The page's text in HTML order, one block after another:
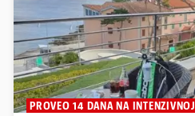
PROVEO 14 DANA NA INTENZIVNOJ